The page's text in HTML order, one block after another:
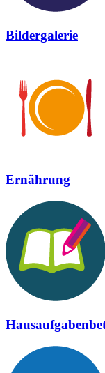
Bildergalerie
Ernährung